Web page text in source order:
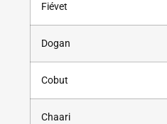
Fiévet
Dogan
Cobut
Chaari